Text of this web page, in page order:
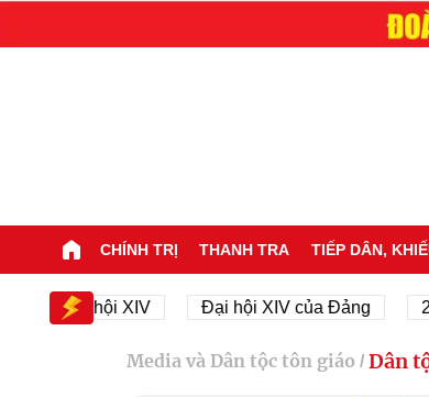
CHÍNH TRỊ THANH TRA TIẾP DÂN,
Đại hội XIV Đại hội XIV của Đảng 23/
Media và Dân tộc tôn giáo / Dân